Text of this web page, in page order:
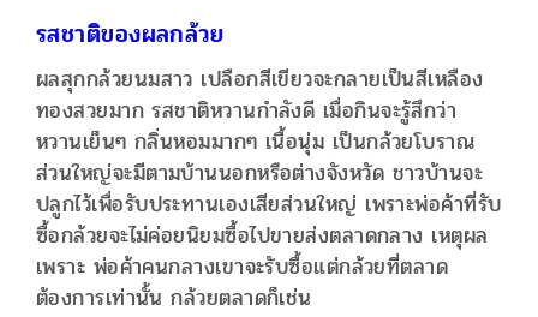
รสชาติของผลกล้วย
ผลสุกกล้วยนมสาว เปลือกสีเขียวจะกลายเป็นสีเหลือง
ทองสวยมาก รสชาติหวานกำลังดี เมื่อกินจะรู้สึกว่า
หวานเย็นๆ กลิ่นหอมมากๆ เนื้อนุ่ม เป็นกล้วยโบราณ
ส่วนใหญ่จะมีตามบ้านนอกหรือต่างจังหวัด ชาวบ้านจะ
ปลูกไว้เพื่อรับประทานเองเสียส่วนใหญ่ เพราะพ่อค้าที่รับ
ซื้อกล้วยจะไม่ค่อยนิยมซื้อไปขายส่งตลาดกลาง เหตุผล
เพราะ พ่อค้าคนกลางเขาจะรับซื้อแต่กล้วยที่ตลาด
ต้องการเท่านั้น กล้วยตลาดก็เช่น